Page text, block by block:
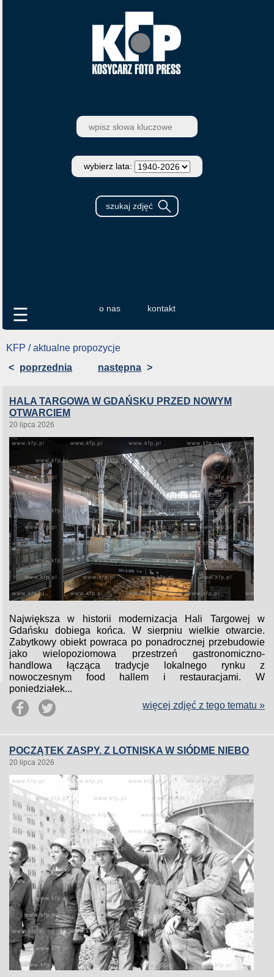
wybierz lata:
o nas kontakt
☰
KFP / aktualne propozycje
< poprzednia następna >
HALA TARGOWA W GDAŃSKU PRZED NOWYM
OTWARCIEM
20 lipca 2026
Największa w historii modernizacja Hali Targowej w
Gdańsku dobiega końca. W sierpniu wielkie otwarcie.
Zabytkowy obiekt powraca po ponadrocznej przebudowie
jako wielopoziomowa przestrzeń gastronomiczno-
handlowa łącząca tradycje lokalnego rynku z
nowoczesnym food hallem i restauracjami. W
poniedziałek...
więcej zdjęć z tego tematu »
POCZĄTEK ZASPY. Z LOTNISKA W SIÓDME NIEBO
20 lipca 2026